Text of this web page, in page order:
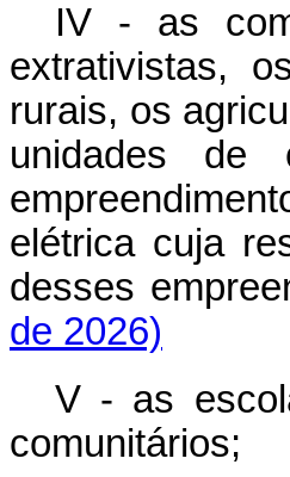
IV - as
extrativistas,
rurais, os
unidades de
elétrica cuja
desses
de 2026)
V - as
comunitários;